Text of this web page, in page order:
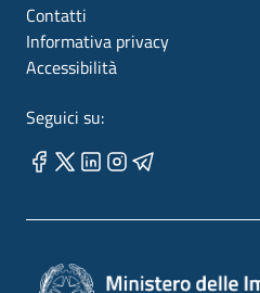
Contatti
Informativa privacy
Accessibilità
Seguici su: